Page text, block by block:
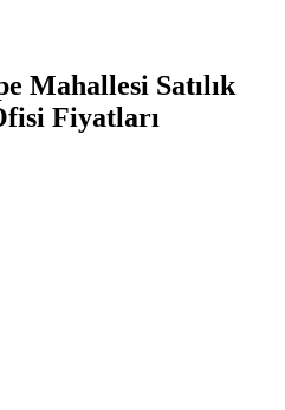
Mahallesi Satılık
Fiyatları